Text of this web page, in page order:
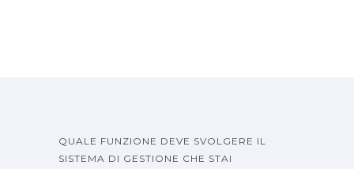
QUALE FUNZIONE DEVE SVOLGERE IL
SISTEMA DI GESTIONE CHE STAI